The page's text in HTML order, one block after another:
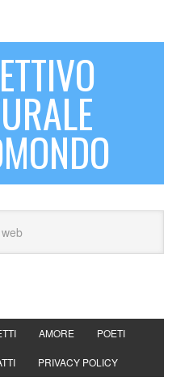
AMORE POETI
PRIVACY POLICY